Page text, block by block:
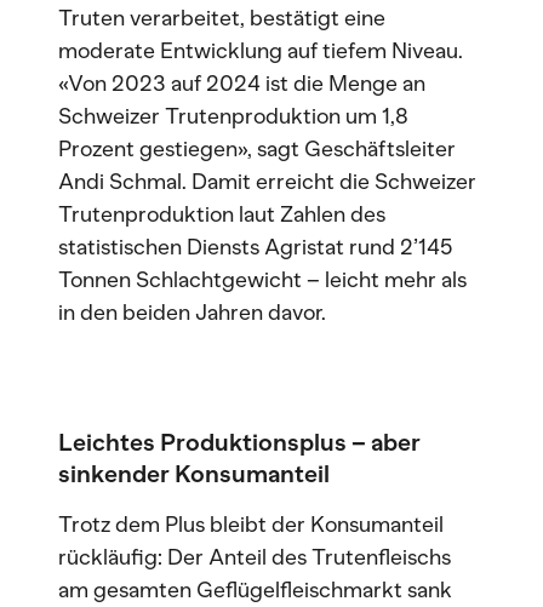
Truten verarbeitet, bestätigt eine
moderate Entwicklung auf tiefem Niveau.
«Von 2023 auf 2024 ist die Menge an
Schweizer Trutenproduktion um 1,8
Prozent gestiegen», sagt Geschäftsleiter
Andi Schmal. Damit erreicht die Schweizer
Trutenproduktion laut Zahlen des
statistischen Diensts Agristat rund 2’145
Tonnen Schlachtgewicht – leicht mehr als
in den beiden Jahren davor.
Leichtes Produktionsplus – aber
sinkender Konsumanteil
Trotz dem Plus bleibt der Konsumanteil
rückläufig: Der Anteil des Trutenfleischs
am gesamten Geflügelfleischmarkt sank